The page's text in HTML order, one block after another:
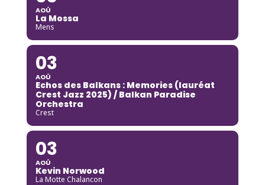
AOÛ
La Mossa
Mens
03
AOÛ
Echos des Balkans : Memories (lauréat
Crest Jazz 2025) / Balkan Paradise
Orchestra
Crest
03
AOÛ
Kevin Norwood
La Motte Chalancon